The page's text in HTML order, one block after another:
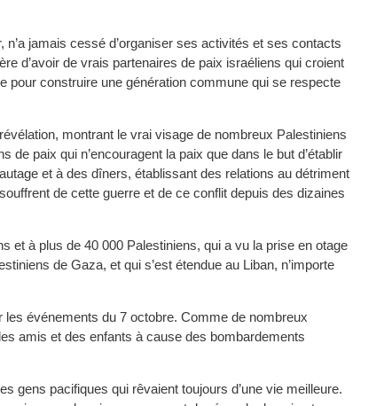
n’a jamais cessé d’organiser ses activités et ses contacts
d’avoir de vrais partenaires de paix israéliens qui croient
pour construire une génération commune qui se respecte
montrant le vrai visage de nombreux Palestiniens
paix qui n’encouragent la paix que dans le but d’établir
et à des dîners, établissant des relations au détriment
de cette guerre et de ce conflit depuis des dizaines
et à plus de 40 000 Palestiniens, qui a vu la prise en otage
de Gaza, et qui s’est étendue au Liban, n’importe
les événements du 7 octobre. Comme de nombreux
amis et des enfants à cause des bombardements
gens pacifiques qui rêvaient toujours d’une vie meilleure.